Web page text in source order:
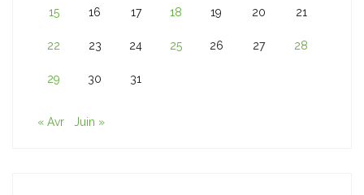
15 16 17 18 19 20 21
22 23 24 25 26 27 28
29 30 31
« Avr Juin »